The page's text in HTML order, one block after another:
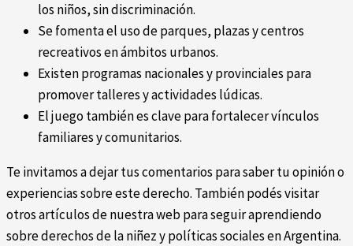
los niños, sin discriminación.
Se fomenta el uso de parques, plazas y centros
recreativos en ámbitos urbanos.
Existen programas nacionales y provinciales para
promover talleres y actividades lúdicas.
El juego también es clave para fortalecer vínculos
familiares y comunitarios.
Te invitamos a dejar tus comentarios para saber tu opinión o
experiencias sobre este derecho. También podés visitar
otros artículos de nuestra web para seguir aprendiendo
sobre derechos de la niñez y políticas sociales en Argentina.